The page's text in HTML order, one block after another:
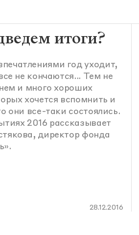
итоги?
год уходит,
не кончаются... Тем не
и много хороших
хочется вспомнить и
они все-таки состоялись.
2016 рассказывает
директор фонда
28.12.2016